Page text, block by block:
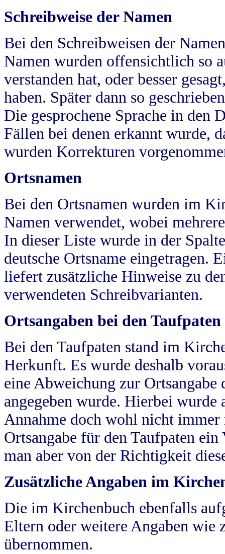
Schreibweise der Namen
Bei den Schreibweisen der
Namen wurden offensichtlich so
verstanden hat, oder besser
haben. Später dann so
Die gesprochene Sprache in
Fällen bei denen erkannt wurde,
wurden Korrekturen
Ortsnamen
Bei den Ortsnamen wurden im
Namen verwendet, wobei
In dieser Liste wurde in der
deutsche Ortsname eingetragen.
liefert zusätzliche Hinweise zu
verwendeten Schreibvarianten.
Ortsangaben bei den Taufpaten
Bei den Taufpaten stand im
Herkunft. Es wurde deshalb
eine Abweichung zur
angegeben wurde. Hierbei wurde
Annahme doch wohl nicht
Ortsangabe für den Taufpaten
man aber von der Richtigkeit
Zusätzliche Angaben im
Die im Kirchenbuch ebenfalls
Eltern oder weitere Angaben wie
übernommen.